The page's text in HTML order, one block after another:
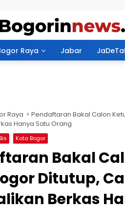
Raya Jabar
Raya
Pendaftaran Bakal Calon
Hanya Satu Orang
Kota Bogor
Bakal
Ditutup,
Berkas